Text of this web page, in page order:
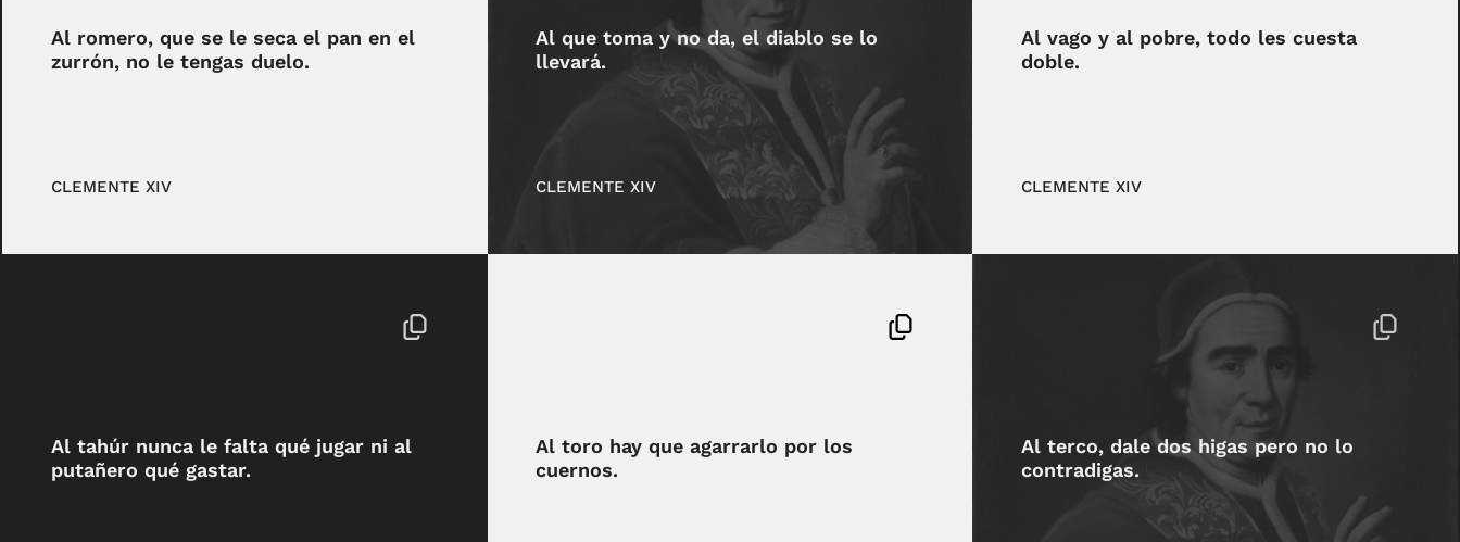
Al romero, que se le seca el pan en el
zurrón, no le tengas duelo.
CLEMENTE XIV
Al que toma y no da, el diablo se lo
llevará.
CLEMENTE XIV
Al vago y al pobre, todo les cuesta
doble.
CLEMENTE XIV
Al tahúr nunca le falta qué jugar ni al
putañero qué gastar.
Al toro hay que agarrarlo por los
cuernos.
Al terco, dale dos higas pero no lo
contradigas.